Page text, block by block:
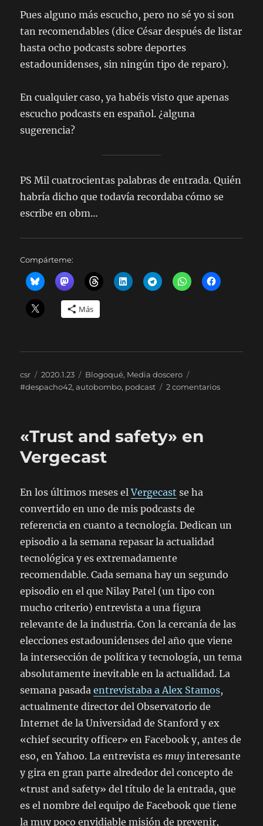
Pues alguno más escucho, pero no sé yo si son
tan recomendables (dice César después de listar
hasta ocho podcasts sobre deportes
estadounidenses, sin ningún tipo de reparo).
En cualquier caso, ya habéis visto que apenas
escucho podcasts en español. ¿alguna
sugerencia?
PS Mil cuatrocientas palabras de entrada. Quién
habría dicho que todavía recordaba cómo se
escribe en obm…
Compárteme:
Más
Autor
csr
Publicado
el
2020.1.23 Categorías
Blogoqué, Media doscero
#despacho42,autobombo, podcast 2 comentariosen
«Trust and safety» en
Vergecast
En los últimos meses elVergecast se ha
convertido en uno de mis podcasts de
referencia en cuanto a tecnología. Dedican un
episodio a la semana repasar la actualidad
tecnológica y es extremadamente
recomendable. Cada semana hay un segundo
episodio en el que Nilay Patel (un tipo con
mucho criterio) entrevista a una figura
relevante de la industria. Con la cercanía de las
elecciones estadounidenses del año que viene
la intersección de política y tecnología, un tema
absolutamente inevitable en la actualidad. La
semana pasadaentrevistaba a Alex Stamos,
actualmente director del Observatorio de
Internet de la Universidad de Stanford y ex
«chief security officer» en Facebook y, antes de
eso, en Yahoo. La entrevista es muyinteresante
y gira en gran parte alrededor del concepto de
«trust and safety» del título de la entrada, que
es el nombre del equipo de Facebook que tiene
la muy poco envidiable misión de prevenir,